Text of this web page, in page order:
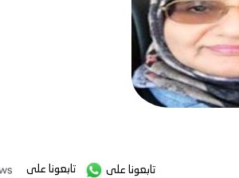
تابعونا على تابعونا على